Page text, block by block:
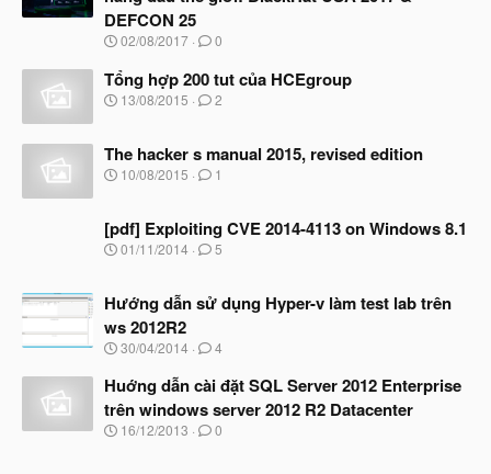
DEFCON 25
N
à
y
b
đ
ầ
02/08/2017 0
Tổng hợp 200 tut của HCEgroup
N
y
b
ắ
đ
ầ
u
13/08/2015 2
The hacker s manual 2015, revised edition
N
y
b
ắ
đ
ầ
u
10/08/2015 1
[pdf] Exploiting CVE 2014-4113 on Windows 8.1
N
y
ắ
t
ầ
u
01/11/2014 5
Hướng dẫn sử dụng Hyper-v làm test lab trên
ws 2012R2
N
à
b
ắ
30/04/2014 4
Huớng dẫn cài đặt SQL Server 2012 Enterprise
trên windows server 2012 R2 Datacenter
N
16/12/2013 0